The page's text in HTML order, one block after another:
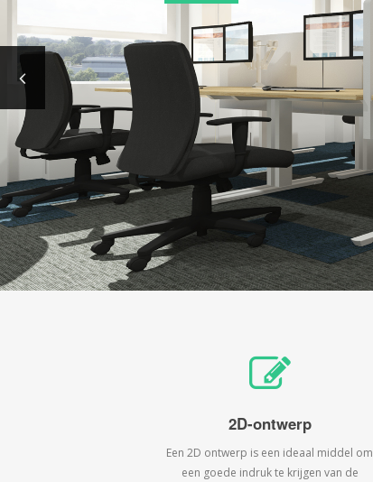
2D-ontwerp
Een 2D ontwerp is een ideaal middel om
een goede indruk te krijgen van de